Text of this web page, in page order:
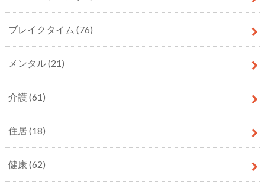
ブレイクタイム (76)
メンタル(21)
介護(61)
住居(18)
健康(62)